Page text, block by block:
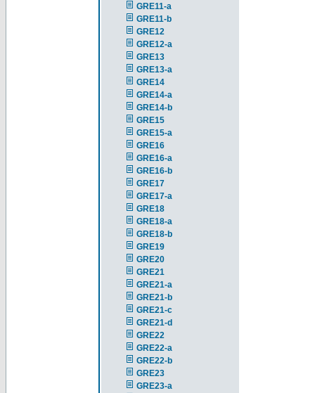
GRE11-a
GRE11-b
GRE12
GRE12-a
GRE13
GRE13-a
GRE14
GRE14-a
GRE14-b
GRE15
GRE15-a
GRE16
GRE16-a
GRE16-b
GRE17
GRE17-a
GRE18
GRE18-a
GRE18-b
GRE19
GRE20
GRE21
GRE21-a
GRE21-b
GRE21-c
GRE21-d
GRE22
GRE22-a
GRE22-b
GRE23
GRE23-a